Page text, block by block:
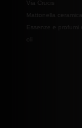
Mattonella ceramica
Essenze e profumi e